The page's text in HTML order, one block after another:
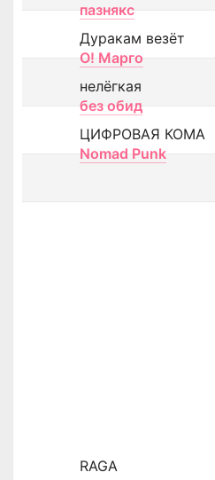
пазнякс
Дуракам везёт
О! Марго
нелёгкая
без обид
ЦИФРОВАЯ КОМА
Nomad Punk
RAGA